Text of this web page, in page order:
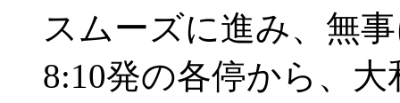
スムーズに進み、無
8:10発の各停から、